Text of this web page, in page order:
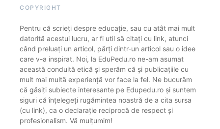
COPYRIGHT
Pentru că scrieți despre educație, sau cu atât mai mult
datorită acestui lucru, ar fi util să citați cu link, atunci
când preluați un articol, părți dintr-un articol sau o idee
care v-a inspirat. Noi, la EduPedu.ro ne-am asumat
această conduită etică și sperăm că și publicațiile cu
mult mai multă experiență vor face la fel. Ne bucurăm
că găsiți subiecte interesante pe Edupedu.ro și suntem
siguri că înțelegeți rugămintea noastră de a cita sursa
(cu link), ca o declarație reciprocă de respect și
profesionalism. Vă mulțumim!